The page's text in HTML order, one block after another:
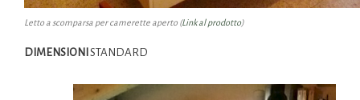
Letto a scomparsa per camerette aperto (Link al prodotto)
DIMENSIONI STANDARD